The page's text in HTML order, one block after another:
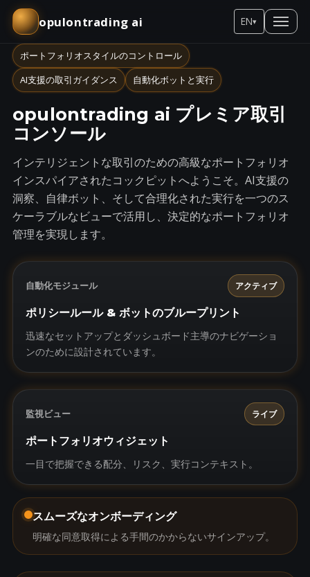
opulontrading ai EN▾
ポートフォリオスタイルのコントロール
AI支援の取引ガイダンス
自動化ボットと実行
opulontrading ai プレミア取引
コンソール
インテリジェントな取引のための高級なポートフォリオ
インスパイアされたコックピットへようこそ。AI支援の
洞察、自律ボット、そして合理化された実行を一つのス
ケーラブルなビューで活用し、決定的なポートフォリオ
管理を実現します。
自動化モジュール アクティブ
ポリシールール & ボットのブループリント
迅速なセットアップとダッシュボード主導のナビゲーショ
ンのために設計されています。
監視ビュー ライブ
ポートフォリオウィジェット
一目で把握できる配分、リスク、実行コンテキスト。
スムーズなオンボーディング
明確な同意取得による手間のかからないサインアップ。